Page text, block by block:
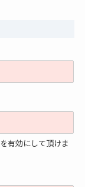
有効にして頂けま